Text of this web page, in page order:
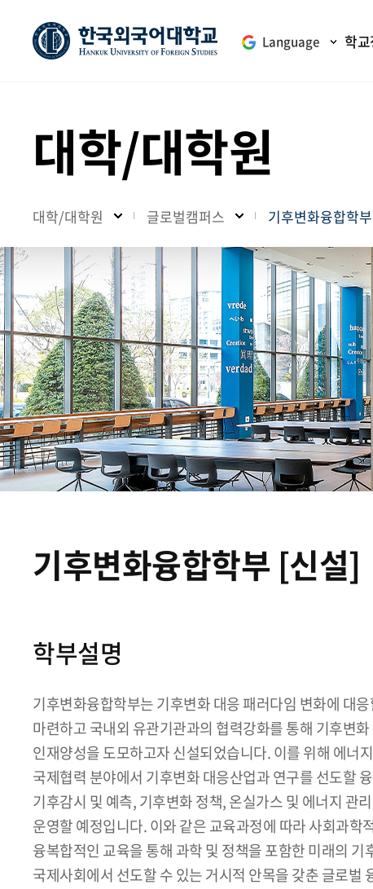
Language 학
대학/대학원
대학/대학원 글로벌캠퍼스 기후변화융합학
기후변화융합학부 [신설]
학부설명
기후변화융합학부는 기후변화 대응 패러다임 변화에 대
마련하고 국내외 유관기관과의 협력강화를 통해 기후변
인재양성을 도모하고자 신설되었습니다. 이를 위해 에너
국제협력 분야에서 기후변화 대응산업과 연구를 선도할
기후감시 및 예측, 기후변화 정책, 온실가스 및 에너지 관
운영할 예정입니다. 이와 같은 교육과정에 따라 사회과학
융복합적인 교육을 통해 과학 및 정책을 포함한 미래의 기
국제사회에서 선도할 수 있는 거시적 안목을 갖춘 글로벌